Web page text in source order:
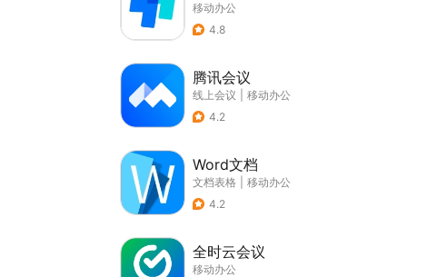
移动办公
4.8
腾讯会议
线上会议
移动办公
4.2
Word文档
文档表格
移动办公
4.2
全时云会议
移动办公